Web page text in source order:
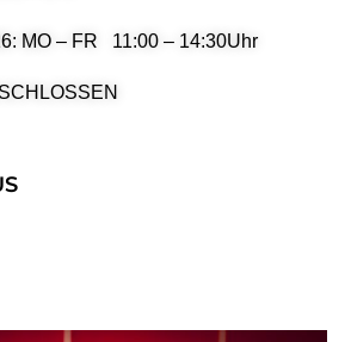
MO – FR 11:00 – 14:30Uhr